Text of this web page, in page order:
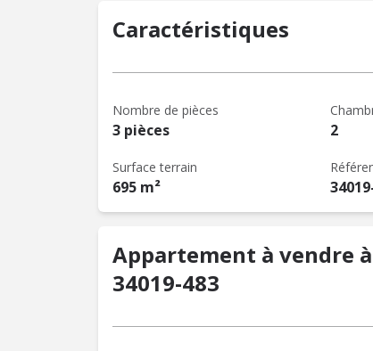
Caractéristiques
Nombre de pièces
3 pièces 2
Surface terrain
695 m²
Appartement à vendre
34019-483